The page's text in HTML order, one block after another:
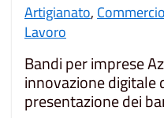
Artigianato, Commercio
Lavoro
Bandi per imprese
innovazione digitale
presentazione dei